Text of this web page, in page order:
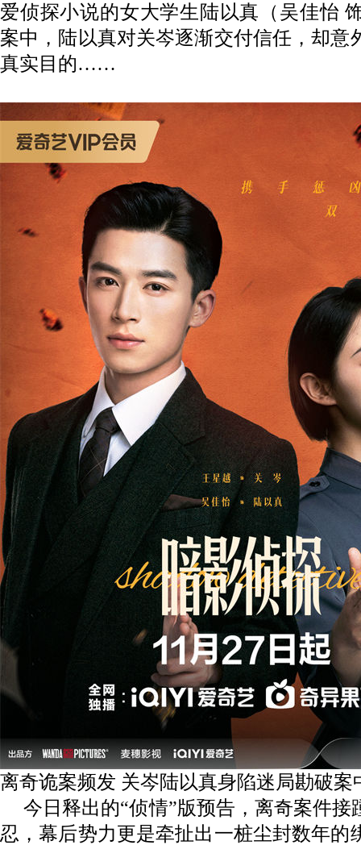
爱侦探小说的女大学生陆以真（吴佳怡
案中，陆以真对关岑逐渐交付信任，却意
真实目的……
离奇诡案频发 关岑陆以真身陷迷局勘破案
今日释出的“侦情”版预告，离奇案件接
忍，幕后势力更是牵扯出一桩尘封数年的